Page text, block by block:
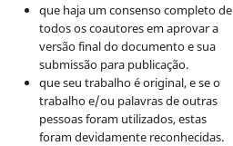
que haja um consenso completo de
todos os coautores em aprovar a
versão final do documento e sua
submissão para publicação.
que seu trabalho é original, e se o
trabalho e/ou palavras de outras
pessoas foram utilizados, estas
foram devidamente reconhecidas.